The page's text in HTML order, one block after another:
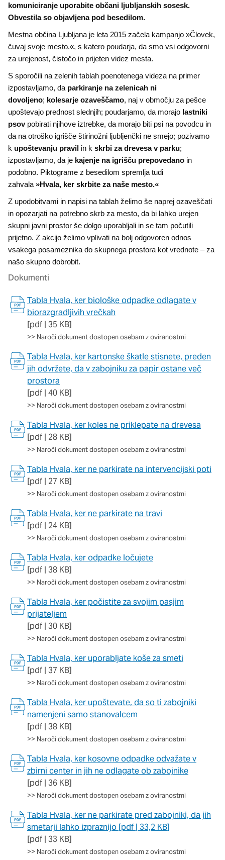
komuniciranje uporabite občani ljubljanskih sosesk.
Obvestila so objavljena pod besedilom.
Mestna občina Ljubljana je leta 2015 začela kampanjo »Človek,
čuvaj svoje mesto.«, s katero poudarja, da smo vsi odgovorni
za urejenost, čistočo in prijeten videz mesta.
S sporočili na zelenih tablah poenotenega videza na primer
izpostavljamo, da parkiranje na zelenicah ni
dovoljeno; kolesarje ozaveščamo, naj v območju za pešce
upoštevajo prednost slednjih; poudarjamo, da morajo lastniki
psovpobirati njihove iztrebke, da morajo biti psi na povodcu in
da na otroško igrišče štirinožni ljubljenčki ne smejo; pozivamo
k upoštevanju pravil in k skrbi za drevesa v parku;
izpostavljamo, da je kajenje na igrišču prepovedano in
podobno. Piktograme z besedilom spremlja tudi
zahvala »Hvala, ker skrbite za naše mesto.«
Z upodobitvami in napisi na tablah želimo še naprej ozaveščati
in opozarjati na potrebno skrb za mesto, da bi lahko urejen
skupni javni prostor še dolgo uporabljali in se tam počutili
prijetno. Z akcijo želimo vplivati na bolj odgovoren odnos
vsakega posameznika do skupnega prostora kot vrednote – za
našo skupno dobrobit.
Dokumenti
Tabla Hvala, ker biološke odpadke odlagate v
biorazgradljivih vrečkah
[pdf | 35 KB]
>> Naroči dokument dostopen osebam z oviranostmi
Tabla Hvala, ker kartonske škatle stisnete, preden
jih odvržete, da v zabojniku za papir ostane več
prostora
[pdf | 40 KB]
>> Naroči dokument dostopen osebam z oviranostmi
Tabla Hvala, ker koles ne priklepate na drevesa
[pdf | 28 KB]
>> Naroči dokument dostopen osebam z oviranostmi
Tabla Hvala, ker ne parkirate na intervencijski poti
[pdf | 27 KB]
>> Naroči dokument dostopen osebam z oviranostmi
Tabla Hvala, ker ne parkirate na travi
[pdf | 24 KB]
>> Naroči dokument dostopen osebam z oviranostmi
Tabla Hvala, ker odpadke ločujete
[pdf | 38 KB]
>> Naroči dokument dostopen osebam z oviranostmi
Tabla Hvala, ker počistite za svojim pasjim
prijateljem
[pdf | 30 KB]
>> Naroči dokument dostopen osebam z oviranostmi
Tabla Hvala, ker uporabljate koše za smeti
[pdf | 37 KB]
>> Naroči dokument dostopen osebam z oviranostmi
Tabla Hvala, ker upoštevate, da so ti zabojniki
namenjeni samo stanovalcem
[pdf | 38 KB]
>> Naroči dokument dostopen osebam z oviranostmi
Tabla Hvala, ker kosovne odpadke odvažate v
zbirni center in jih ne odlagate ob zabojnike
[pdf | 36 KB]
>> Naroči dokument dostopen osebam z oviranostmi
Tabla Hvala, ker ne parkirate pred zabojniki, da jih
smetarji lahko izpraznijo [pdf | 33,2 KB]
[pdf | 33 KB]
>> Naroči dokument dostopen osebam z oviranostmi
Ti piškotki so nujni za delovanje spletnega mesta, zato jih v
naših sistemih ni mogoče izklopiti. Običajno so nastavljeni
samo kot odziv na vaša dejanja, ki vodijo do storitvenih zahtev,
na primer nastavitev zasebnosti, prijava ali izpolnjevanje
obrazcev. Na voljo imate nastavitev, da brskalnik blokira te
piškotke ali vas opozori na njih. V tem primeru nekateri deli
spletnega mesta ne bodo delovali.
Piškotki za učinkovitost delovanja
S temi piškotki štejemo obiske in izvor prometa, da lahko
merimo in izboljšamo učinkovitost delovanja našega spletnega
mesta. Z njimi prepoznamo, katera mesta so najbolj in najmanj
priljubljena, in opazujemo, kako se obiskovalci pomikajo po
spletnem mestu. Podatki, ki jih piškotki zbirajo, so združeni in
anonimni. Če uporabo teh piškotkov zavrnete, ne bomo vedeli,
kdaj ste obiskali naše spletno mesto.
Piškotki za ciljno usmerjenost
Te piškotke nastavijo naši oglaševalski partnerji. Partnerska
oglaševalska podjetja jih lahko uporabljajo za izdelavo profila
vaših interesov, ki ga nato uporabijo za prikazovanje ustreznih
oglasov na drugih spletnih mestih. Pri delu uporabljajo
edinstveno prepoznavanje vašega brskalnika in naprave. Če
ciljnega spletnega oglaševanja.
Potrdi moje izbire